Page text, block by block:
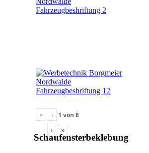
« ‹ 1 von8
›
»
Schaufensterbeklebung